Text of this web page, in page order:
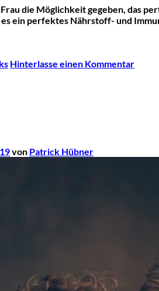
die Möglichkeit gegeben, das
ein perfektes Nährstoff- und
Hinterlasse einen Kommentar
von Patrick Hübner